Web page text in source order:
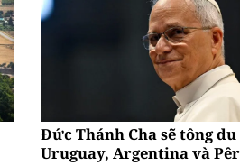
Đức Thánh Cha sẽ tông du
Uruguay, Argentina và